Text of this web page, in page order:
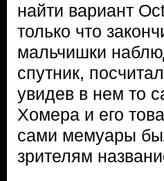
найти вариант
только что
мальчишки
спутник,
увидев в нем то
Хомера и его
сами мемуары
зрителям